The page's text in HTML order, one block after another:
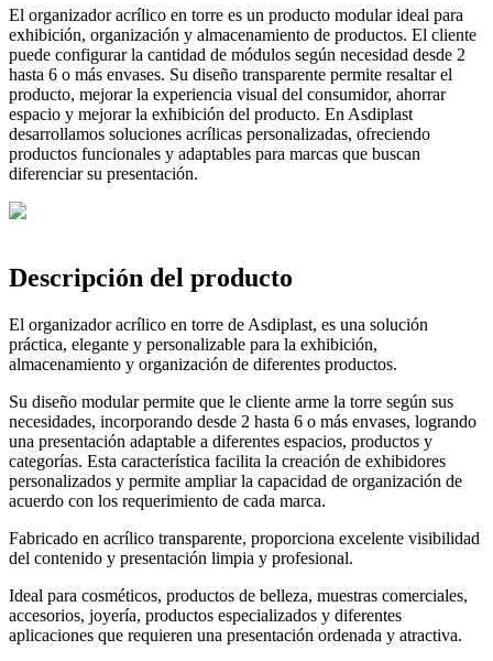
El organizador acrílico en torre es un producto modular ideal para
exhibición, organización y almacenamiento de productos. El cliente
puede configurar la cantidad de módulos según necesidad desde 2
hasta 6 o más envases. Su diseño transparente permite resaltar el
producto, mejorar la experiencia visual del consumidor, ahorrar
espacio y mejorar la exhibición del producto. En Asdiplast
desarrollamos soluciones acrílicas personalizadas, ofreciendo
productos funcionales y adaptables para marcas que buscan
diferenciar su presentación.
Descripción del producto
El organizador acrílico en torre de Asdiplast, es una solución
práctica, elegante y personalizable para la exhibición,
almacenamiento y organización de diferentes productos.
Su diseño modular permite que le cliente arme la torre según sus
necesidades, incorporando desde 2 hasta 6 o más envases, logrando
una presentación adaptable a diferentes espacios, productos y
categorías. Esta característica facilita la creación de exhibidores
personalizados y permite ampliar la capacidad de organización de
acuerdo con los requerimiento de cada marca.
Fabricado en acrílico transparente, proporciona excelente visibilidad
del contenido y presentación limpia y profesional.
Ideal para cosméticos, productos de belleza, muestras comerciales,
accesorios, joyería, productos especializados y diferentes
aplicaciones que requieren una presentación ordenada y atractiva.